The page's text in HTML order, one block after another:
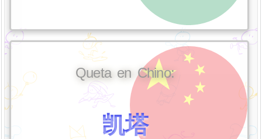
Queta en Chino:
凯塔